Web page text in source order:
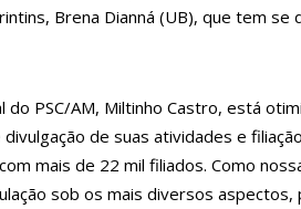
e ex são encontrados mortos
Reação de Ana Clara após não pegar
Brena Dianná (UB), que tem se
PSC/AM, Miltinho Castro, está
divulgação de suas atividades e
mais de 22 mil filiados. Como
sob os mais diversos